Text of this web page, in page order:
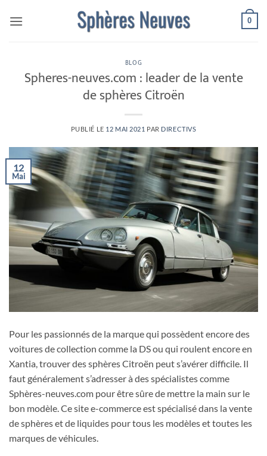
0
BLOG
Spheres-neuves.com : leader de la vente
de sphères Citroën
PUBLIÉ LE 12 MAI 2021 PAR DIRECTIVS
12
Mai
Pour les passionnés de la marque qui possèdent encore des
voitures de collection comme la DS ou qui roulent encore en
Xantia, trouver des sphères Citroën peut s’avérer difficile. Il
faut généralement s’adresser à des spécialistes comme
Sphères-neuves.com pour être sûre de mettre la main sur le
bon modèle. Ce site e-commerce est spécialisé dans la vente
de sphères et de liquides pour tous les modèles et toutes les
marques de véhicules.